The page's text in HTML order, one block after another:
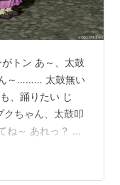
トン あ～、太鼓
～……… 太鼓無い
、踊りたい じ
クちゃん、太鼓叩
ね～ あれっ？ 合
トンがトン やっ
まい～